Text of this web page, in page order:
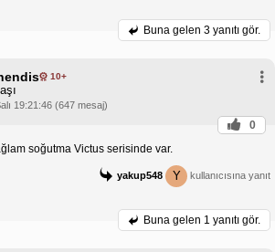
Buna gelen 3 yanıtı gör.
10+
19:21:46 (647 mesaj)
0
soğutma Victus serisinde var.
yakup548 Y kullanıcısına yanıt
Buna gelen 1 yanıtı gör.